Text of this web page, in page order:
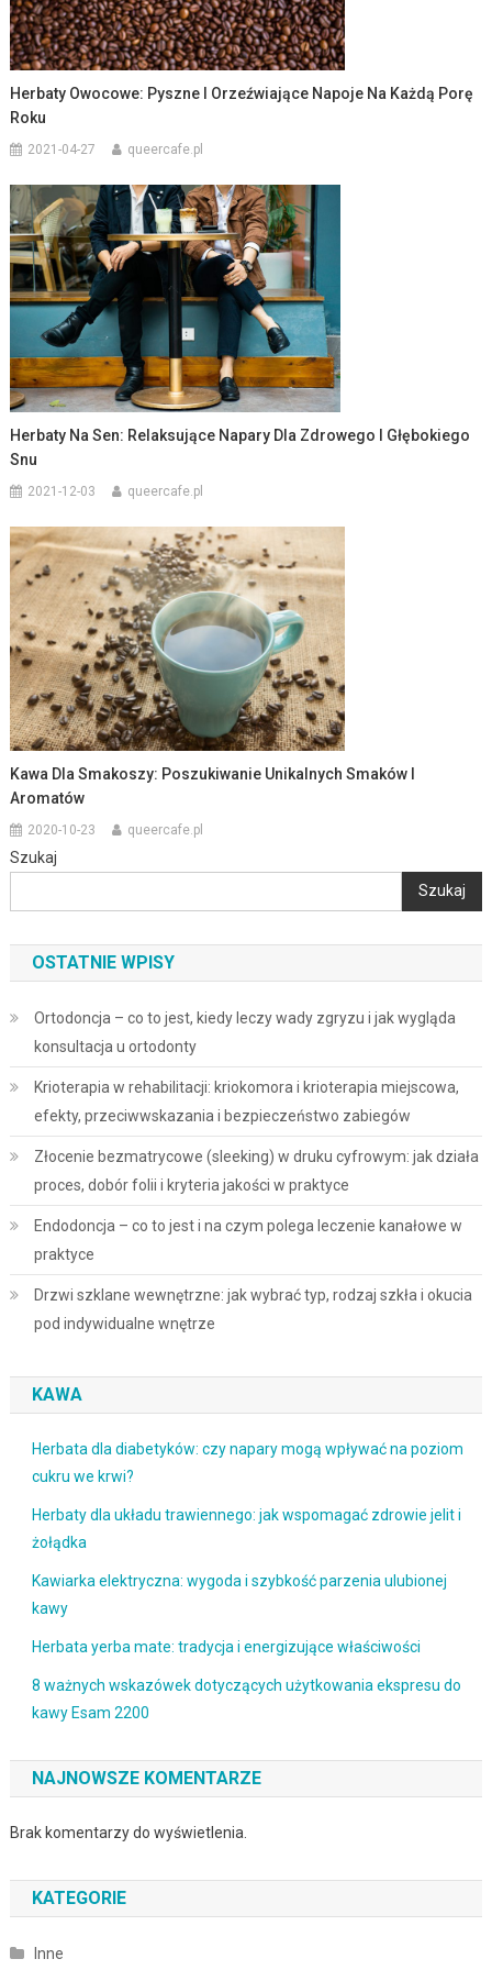
Herbaty Owocowe: Pyszne I Orzeźwiające Napoje Na Każdą Porę
Roku
2021-04-27 queercafe.pl
Herbaty Na Sen: Relaksujące Napary Dla Zdrowego I Głębokiego
Snu
2021-12-03 queercafe.pl
Kawa Dla Smakoszy: Poszukiwanie Unikalnych Smaków I
Aromatów
2020-10-23 queercafe.pl
Szukaj
Szukaj
OSTATNIE WPISY
Ortodoncja – co to jest, kiedy leczy wady zgryzu i jak wygląda
konsultacja u ortodonty
Krioterapia w rehabilitacji: kriokomora i krioterapia miejscowa,
efekty, przeciwwskazania i bezpieczeństwo zabiegów
Złocenie bezmatrycowe (sleeking) w druku cyfrowym: jak działa
proces, dobór folii i kryteria jakości w praktyce
Endodoncja – co to jest i na czym polega leczenie kanałowe w
praktyce
Drzwi szklane wewnętrzne: jak wybrać typ, rodzaj szkła i okucia
pod indywidualne wnętrze
KAWA
Herbata dla diabetyków: czy napary mogą wpływać na poziom
cukru we krwi?
Herbaty dla układu trawiennego: jak wspomagać zdrowie jelit i
żołądka
Kawiarka elektryczna: wygoda i szybkość parzenia ulubionej
kawy
Herbata yerba mate: tradycja i energizujące właściwości
8 ważnych wskazówek dotyczących użytkowania ekspresu do
kawy Esam 2200
NAJNOWSZE KOMENTARZE
Brak komentarzy do wyświetlenia.
KATEGORIE
Inne